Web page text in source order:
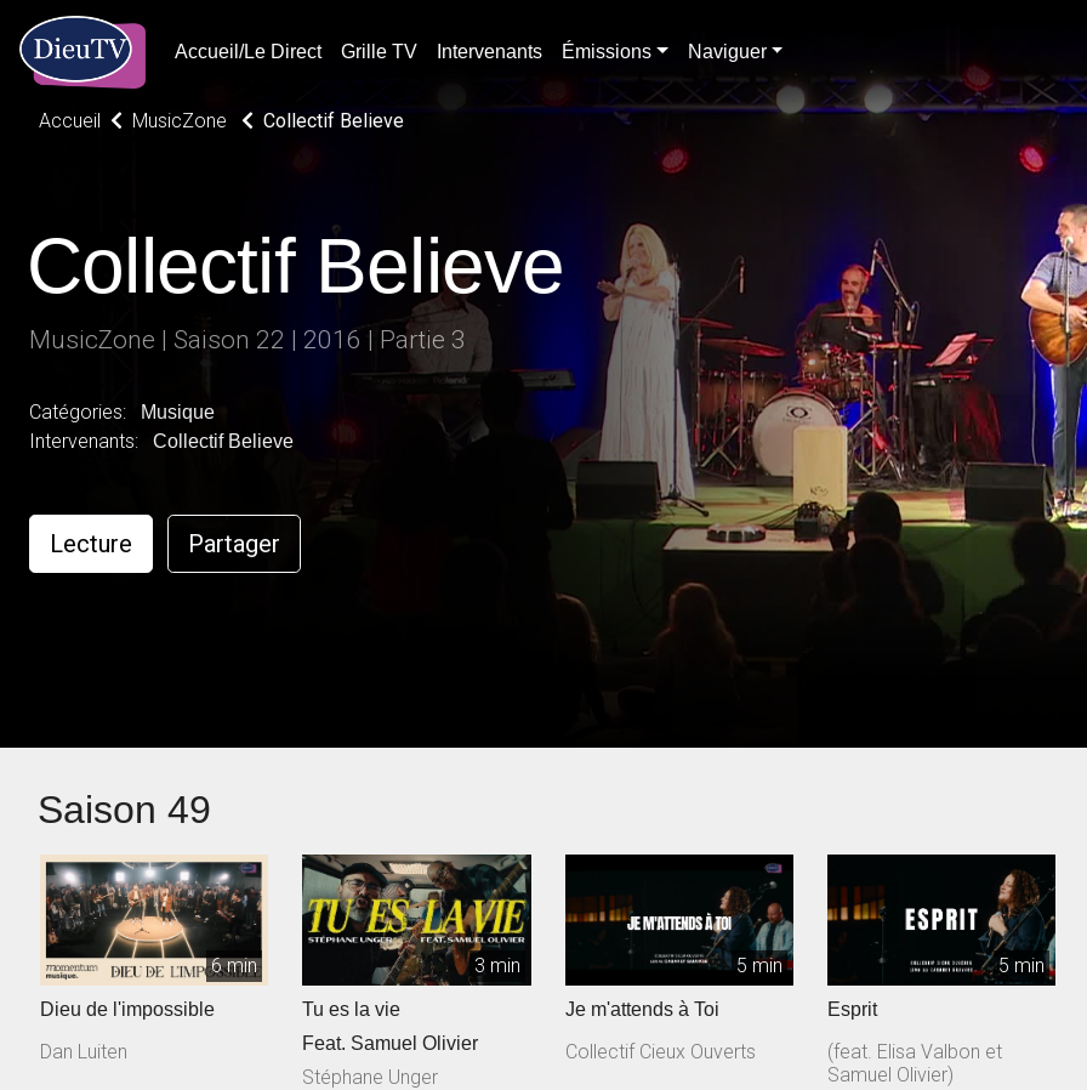
Accueil/Le Direct Grille TV Intervenants Émissions Naviguer
Accueil MusicZone Collectif Believe
Collectif Believe
MusicZone | Saison 22 | 2016 | Partie 3
Catégories: Musique
Intervenants: Collectif Believe
Lecture Partager
Saison 49
6 min
Dieu de l'impossible
Dan Luiten
3 min
Tu es la vie
Feat. Samuel Olivier
Stéphane Unger
5 min
Je m'attends à Toi
Collectif Cieux Ouverts
5 min
Esprit
(feat. Elisa Valbon et
Samuel Olivier)